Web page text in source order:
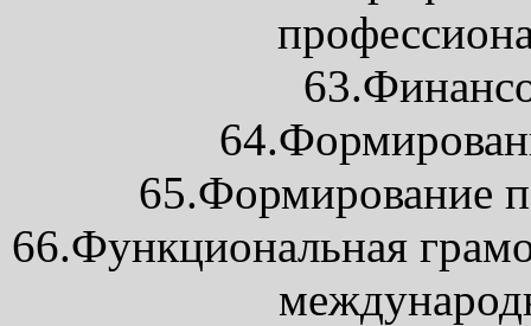
65.Формирование
66.Функциональная